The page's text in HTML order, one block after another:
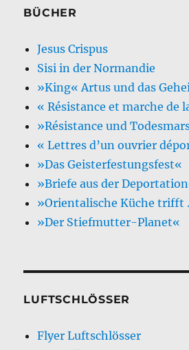
BÜCHER
Jesus Crispus
Sisi in der Normandie
»King« Artus und das
« Résistance et marche de
»Résistance und
« Lettres d’un ouvrier
»Das Geisterfestungsfest«
»Briefe aus der
»Orientalische Küche trifft
»Der Stiefmutter-Planet«
LUFTSCHLÖSSER
Flyer Luftschlösser